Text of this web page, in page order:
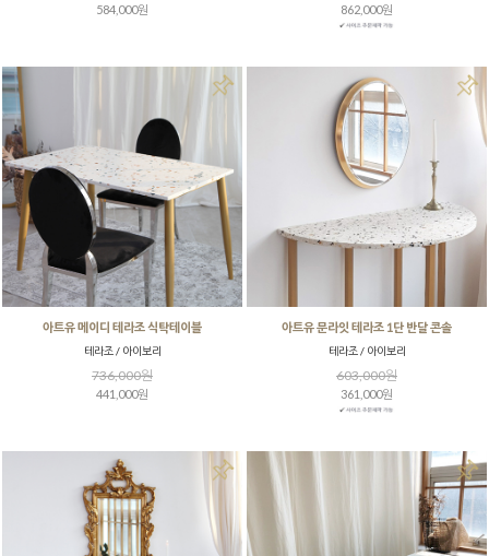
584,000원 862,000원
아트유 메이디 테라조 식탁테이블
테라조 / 아이보리
736,000원
441,000원
아트유 문라잇 테라조 1단 반달 콘솔
테라조 / 아이보리
603,000원
361,000원